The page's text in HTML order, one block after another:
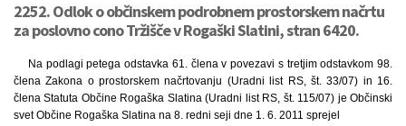
2252. Odlok o občinskem podrobnem prostorskem načrtu
za poslovno cono Tržišče v Rogaški Slatini, stran 6420.
Na podlagi petega odstavka 61. člena v povezavi s tretjim odstavkom 98.
člena Zakona o prostorskem načrtovanju (Uradni list RS, št. 33/07) in 16.
člena Statuta Občine Rogaška Slatina (Uradni list RS, št. 115/07) je Občinski
svet Občine Rogaška Slatina na 8. redni seji dne 1. 6. 2011 sprejel